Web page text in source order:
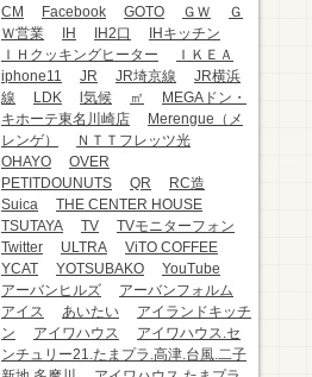
CM
Facebook GOTO ＧＷ
Ｇ
Ｗ営業
IH IH2口
IHキッチン
ＩＨクッキングヒーター
ＩＫＥＡ
iphone11
JR JR埼京線
JR横浜
線
LDK l気候 ㎡
MEGAドン・
キホーテ東名川崎店
Merengue（メ
レンゲ）
ＮＴＴフレッツ光
OHAYO
OVER
PETITDOUNUTS
QR
RC造
Suica
THE CENTER HOUSE
TSUTAYA
TV
TVモニターフォン
Twitter
ULTRA
ViTO COFFEE
YCAT
YOTSUBAKO
YouTube
アーバンヒルズ
アーバンフォルム
アイス
あいたい
アイランドキッチ
ン
アイワハウス
アイワハウス.セ
ンチュリー21.たまプラ.高津.台風.二子